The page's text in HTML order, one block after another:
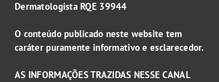
Dermatologista RQE 39944
O conteúdo publicado neste website tem
caráter puramente informativo e esclarecedor.
AS INFORMAÇÕES TRAZIDAS NESSE CANAL